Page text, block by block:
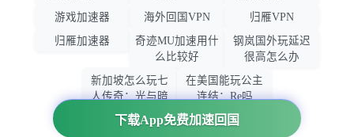
下载App免费加速回国
游戏加速器
海外回国VPN
归雁VPN
归雁加速器
奇迹MU加速用什
么比较好
钢岚国外玩延迟
很高怎么办
新加坡怎么玩七
人传奇：光与暗
之交战
在美国能玩公主
连结：Re吗